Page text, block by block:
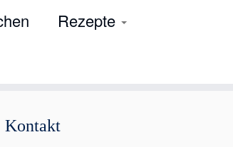
Rezepte
Kontakt